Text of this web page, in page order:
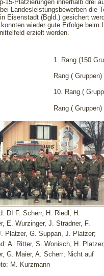
15-Platzierungen innerhalb drei
Landesleistungsbewerben die
Eisenstadt (Bgld.) gesichert
wieder gute Erfolge beim
erzielt werden.
1. Rang (150
Rang ( Gruppen)
10. Rang (
Rang ( Gruppen)
DI F. Scherr, H. Riedl, H.
E. Wurzinger, J. Stradner, F.
Platzer, G. Suppan, J. Platzer;
A. Ritter, S. Wonisch, H. Platzer,
G. Maier, A. Scherr; Nicht auf
M. Kurzmann